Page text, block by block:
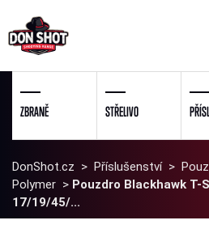
ZBRANĚ STŘELIVO
DonShot.cz > Příslušenství>
Polymer > Pouzdro Blackhawk T-
17/19/45/...